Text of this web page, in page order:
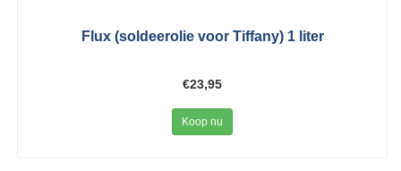
Flux (soldeerolie voor Tiffany) 1 liter
€23,95
Koop nu